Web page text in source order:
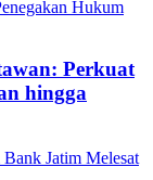
Perkuat
hingga